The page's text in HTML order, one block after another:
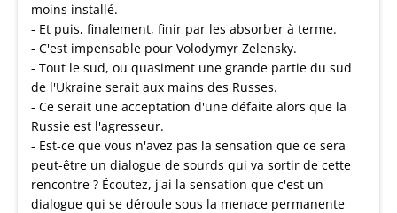
moins installé.
- Et puis, finalement, finir par les absorber à terme.
- C'est impensable pour Volodymyr Zelensky.
- Tout le sud, ou quasiment une grande partie du sud
de l'Ukraine serait aux mains des Russes.
- Ce serait une acceptation d'une défaite alors que la
Russie est l'agresseur.
- Est-ce que vous n'avez pas la sensation que ce sera
peut-être un dialogue de sourds qui va sortir de cette
rencontre ? Écoutez, j'ai la sensation que c'est un
dialogue qui se déroule sous la menace permanente